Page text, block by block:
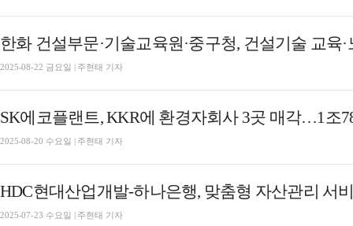
한화 건설부문·기술교육원·중구청, 건설기술 교육
2025-08-22 금요일 | 주현태 기자
SK에코플랜트, KKR에 환경자회사 3곳 매각…1조
2025-08-20 수요일 | 주현태 기자
HDC현대산업개발-하나은행, 맞춤형 자산관리 서
2025-07-23 수요일 | 주현태 기자